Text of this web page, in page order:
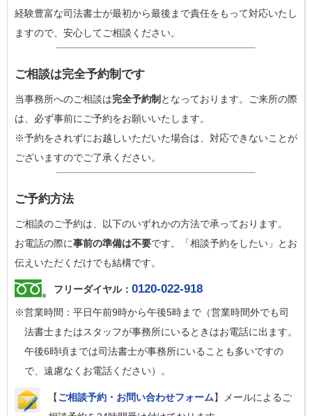
経験豊富な司法書士が最初から最後まで責任をもって対応いたし
ますので、安心してご相談ください。
ご相談は完全予約制です
当事務所へのご相談は完全予約制 となっております。ご来所の際
は、必ず事前にご予約をお願いいたします。
※予約をされずにお越しいただいた場合は、対応できないことが
ございますのでご了承ください。
ご予約方法
ご相談のご予約は、以下のいずれかの方法で承っております。
お電話の際に事前の準備は不要です。「相談予約をしたい」とお
伝えいただくだけでも結構です。
フリーダイヤル： 0120-022-918
※営業時間：平日午前9時から午後5時まで（営業時間外でも司
法書士またはスタッフが事務所にいるときはお電話に出ます。
午後6時頃までは司法書士が事務所にいることも多いですの
で、遠慮なくお電話ください）。
【ご相談予約・お問い合わせフォーム】メールによるご